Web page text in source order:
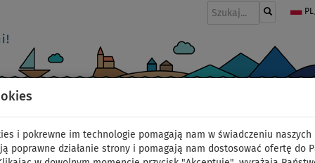
i pokrewne im technologie pomagają nam w świadczeniu naszych
poprawne działanie strony i pomagają nam dostosować ofertę do